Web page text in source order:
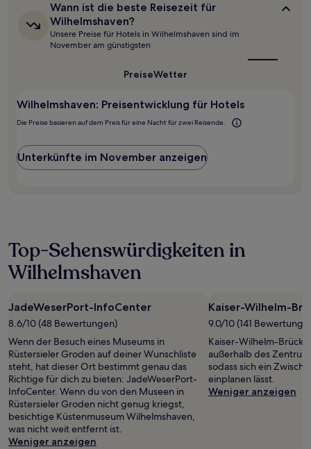
können
zusätzliche
Bedingungen
Wann
ist
die
beste
Reisezeit
Wann ist die beste Reisezeit für
Wilhelmshaven?
Unsere Preise für Hotels in Wilhelmshaven sind im
November am günstigsten
PreiseWetter
Wilhelmshaven: Preisentwicklung für Hotels
Die Preise basieren auf dem Preis für eine Nacht für zwei Reisende.
Unterkünfte im November anzeigen
Top-Sehenswürdigkeiten in
Wilhelmshaven
JadeWeserPort-InfoCenter
8.6/10 (48 Bewertungen)
Wenn der Besuch eines Museums in
Rüstersieler Groden auf deiner Wunschliste
steht, hat dieser Ort bestimmt genau das
Richtige für dich zu bieten: JadeWeserPort-
InfoCenter. Wenn du von den Museen in
Rüstersieler Groden nicht genug kriegst,
besichtige Küstenmuseum Wilhelmshaven,
was nicht weit entfernt ist.
Weniger anzeigen
Kaiser-Wilhelm-
9.0/10 (141
Kaiser-Wilhelm-
außerhalb des
sodass sich ein
einplanen lässt.
Weniger anzeigen